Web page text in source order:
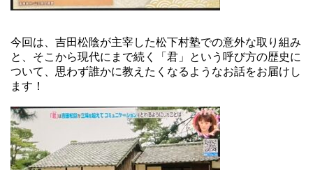
今回は、吉田松陰が主宰した松下村塾での意外な取り組み
と、そこから現代にまで続く「君」という呼び方の歴史に
ついて、思わず誰かに教えたくなるようなお話をお届けし
ます！